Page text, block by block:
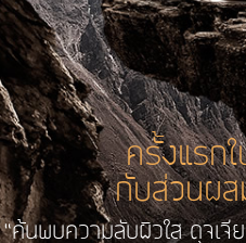
ครั้งแรกใ
กับส่วนผส
“ค้นพบความลับผิวใส ดุจเ